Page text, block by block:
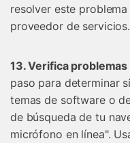
resolver este
proveedor de servicios.
13. Verifica
paso para determinar
temas de software o
de búsqueda de tu
micrófono en línea".